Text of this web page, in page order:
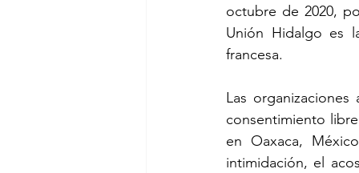
octubre de 2020,
Unión Hidalgo es
francesa.
Las
consentimiento
en Oaxaca,
intimidación, el